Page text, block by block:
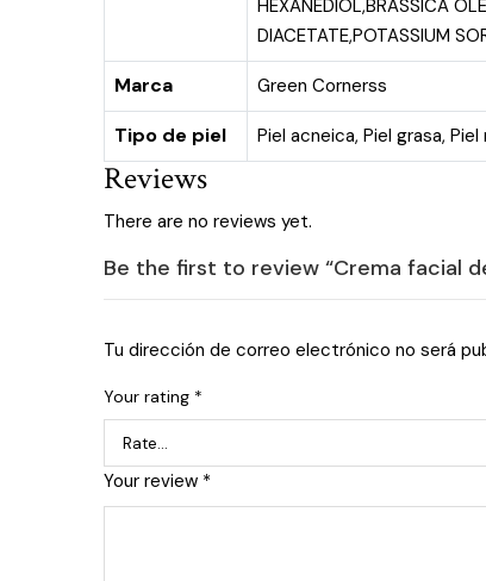
HEXANEDIOL,BRASSICA
DIACETATE,POTASSIUM
Marca Green Cornerss
Tipo de piel Piel acneica, Piel grasa, Piel
Reviews
There are no reviews yet.
Be the first to review “Crema facial
Tu dirección de correo electrónico no será
Your rating *
Your review *